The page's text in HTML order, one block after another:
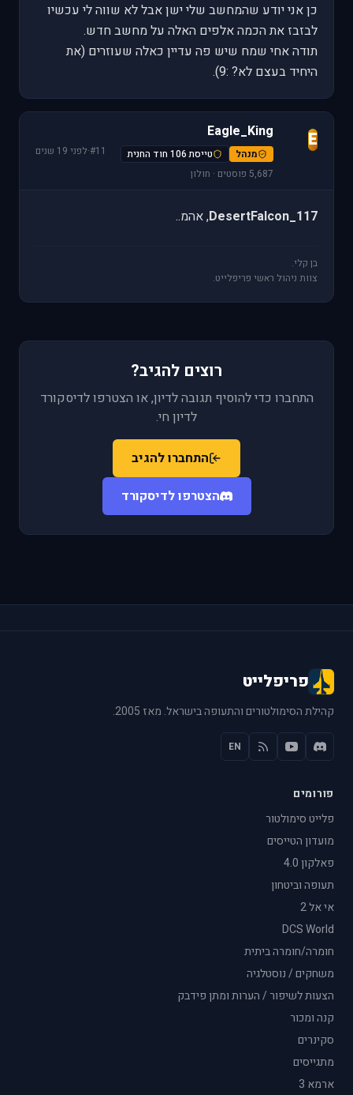
כן אני יודע שהמחשב שלי ישן אבל לא שווה לי עכשיו
לבזבז את הכמה אלפים האלה על מחשב חדש.
תודה אחי שמח שיש פה עדיין כאלה שעוזרים (את
היחיד בעצם לא? :9).
E
Eagle_King
מנהל
טייסת 106 חוד החנית
5,687 פוסטים · חולון
#11
·לפני 19 שנים
DesertFalcon_117, אהמ..
בן קלי.
צוות ניהול ראשי פריפלייט.
רוצים להגיב?
התחברו כדי להוסיף תגובה לדיון, או הצטרפו לדיסקורד
לדיון חי.
התחברו להגיב
הצטרפו לדיסקורד
פריפלייט
קהילת הסימולטורים והתעופה בישראל. מאז 2005.
EN
פורומים
פלייט סימולטור
מועדון הטייסים
פאלקון 4.0
תעופה וביטחון
אי אל 2
DCS World
חומרה/חומרה ביתית
משחקים / נוסטלגיה
הצעות לשיפור / הערות ומתן פידבק
קנה ומכור
סקינרים
מתגייסים
ארמא 3